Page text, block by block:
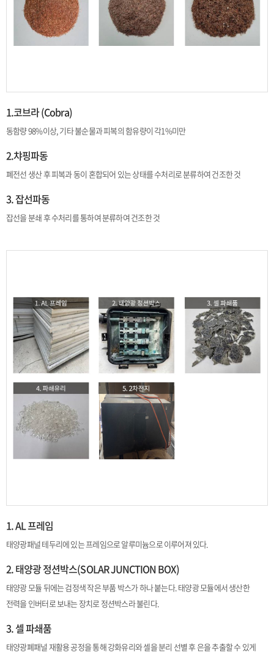
1.코브라 (Cobra)
동함량 98%이상, 기타 불순물과 피복의 함유량이 각1%미만
2.챠핑파동
폐전선 생산 후 피복과 동이 혼합되어 있는 상태를 수처리로 분류하여 건조한 것
3. 잡선파동
잡선을 분쇄 후 수처리를 통하여 분류하여 건조한 것
1. AL 프레임
태양광패널 테두리에 있는 프레임으로 알루미늄으로 이루어져 있다.
2. 태양광 정션박스(SOLAR JUNCTION BOX)
태양광 모듈 뒤에는 검정색 작은 부품 박스가 하나 붙는다. 태양광 모듈에서 생산한
전력을 인버터로 보내는 장치로 정션박스라 불린다.
3. 셀 파쇄품
태양광폐패널 재활용 공정을 통해 강화유리와 셀을 분리 선별 후 은을 추출할 수 있게